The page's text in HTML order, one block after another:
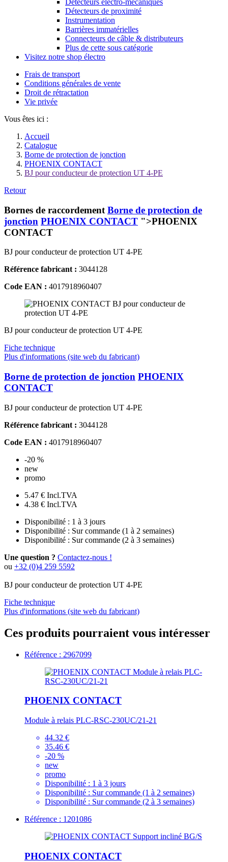
Détecteurs de proximité
Instrumentation
Barrières immatérielles
Connecteurs de câble & distributeurs
Plus de cette sous catégorie
Visitez notre shop électro
Frais de transport
Conditions générales de vente
Droit de rétractation
Vie privée
Vous êtes ici :
Accueil
Catalogue
Borne de protection de jonction
PHOENIX CONTACT
BJ pour conducteur de protection UT 4-PE
Retour
Bornes de raccordement Borne de protection de
jonction PHOENIX CONTACT ">PHOENIX
CONTACT
BJ pour conducteur de protection UT 4-PE
Référence fabricant : 3044128
Code EAN : 4017918960407
BJ pour conducteur de protection UT 4-PE
Fiche technique
Plus d'informations (site web du fabricant)
Borne de protection de jonction PHOENIX
CONTACT
BJ pour conducteur de protection UT 4-PE
Référence fabricant : 3044128
Code EAN : 4017918960407
-20 %
new
promo
5.47 € Incl.TVA
4.38 € Incl.TVA
Disponibilité : 1 à 3 jours
Disponibilité : Sur commande (1 à 2 semaines)
Disponibilité : Sur commande (2 à 3 semaines)
Une question ? Contactez-nous !
ou +32 (0)4 259 5592
BJ pour conducteur de protection UT 4-PE
Fiche technique
Plus d'informations (site web du fabricant)
Ces produits pourraient vous intéresser
Référence : 2967099
PHOENIX CONTACT
Module à relais PLC-RSC-230UC/21-21
44.32 €
35.46 €
-20 %
new
promo
Disponibilité : 1 à 3 jours
Disponibilité : Sur commande (1 à 2 semaines)
Disponibilité : Sur commande (2 à 3 semaines)
Référence : 1201086
PHOENIX CONTACT